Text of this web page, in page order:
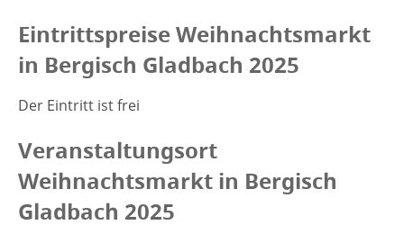
Eintrittspreise Weihnachtsmarkt
in Bergisch Gladbach 2025
Der Eintritt ist frei
Veranstaltungsort
Weihnachtsmarkt in Bergisch
Gladbach 2025